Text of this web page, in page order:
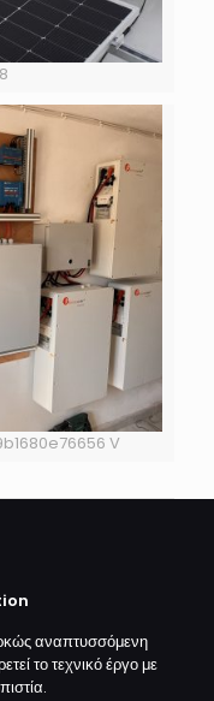
V
αναπτυσσόμενη
το τεχνικό έργο με